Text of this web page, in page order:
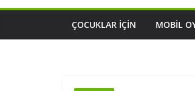
ÇOCUKLAR IÇIN MOBIL